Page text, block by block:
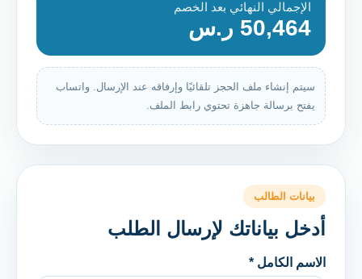
الإجمالي النهائي بعد الخصم
50,464 ر.س
سيتم إنشاء ملف الحجز تلقائيًا وإرفاقه عند الإرسال. واتساب
يفتح برسالة جاهزة تحتوي رابط الملف.
بيانات الطالب
أدخل بياناتك لإرسال الطلب
الاسم الكامل *